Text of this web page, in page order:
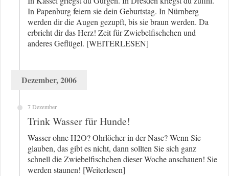
In Papenburg feiern sie dein Geburtstag. In Nürnberg
werden dir die Augen gezupft, bis sie braun werden. Da
erbricht dir das Herz! Zeit für Zwiebelfischchen und
anderes Geflügel. [WEITERLESEN]
Dezember, 2006
7 Dezember
Trink Wasser für Hunde!
Wasser ohne H2O? Ohrlöcher in der Nase? Wenn Sie
glauben, das gibt es nicht, dann sollten Sie sich ganz
schnell die Zwiebelfischchen dieser Woche anschauen! Sie
werden staunen! [Weiterlesen]